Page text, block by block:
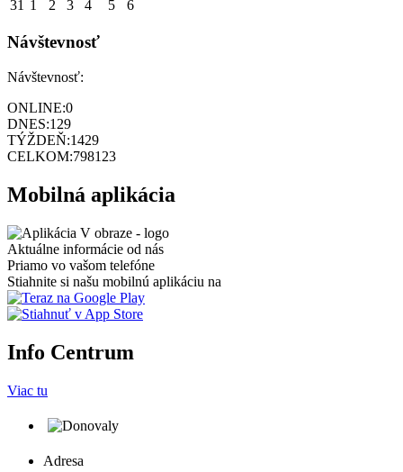
31 1 2 3 4 5 6
Návštevnosť
Návštevnosť:
ONLINE:0
DNES:129
TÝŽDEŇ:1429
CELKOM:798123
Mobilná aplikácia
Aktuálne informácie od nás
Priamo vo vašom telefóne
Stiahnite si našu mobilnú aplikáciu na
Info Centrum
Viac tu
Adresa